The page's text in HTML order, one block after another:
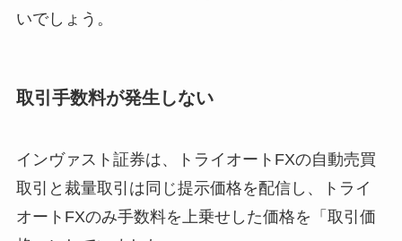
いでしょう。
取引手数料が発生しない
インヴァスト証券は、トライオートFXの自動売買
取引と裁量取引は同じ提示価格を配信し、トライ
オートFXのみ手数料を上乗せした価格を「取引価